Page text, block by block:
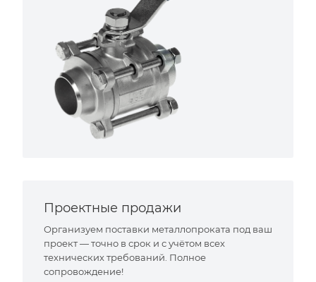
Проектные продажи
Организуем поставки металлопроката под ваш
проект — точно в срок и с учётом всех
технических требований. Полное
сопровождение!